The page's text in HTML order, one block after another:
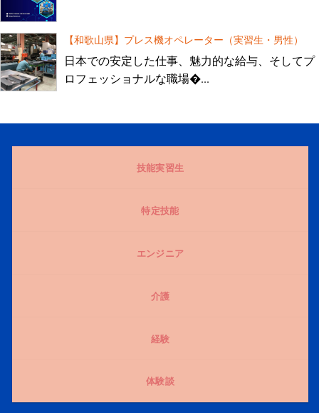
【和歌山県】プレス機オペレーター（実習生・男性）
日本での安定した仕事、魅力的な給与、そしてプ
ロフェッショナルな職場�...
技能実習生
特定技能
エンジニア
介護
経験
体験談